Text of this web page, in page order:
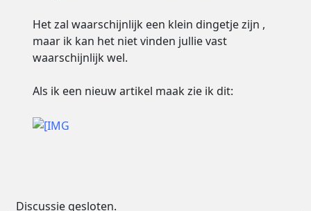
Het zal waarschijnlijk een klein dingetje zijn ,
maar ik kan het niet vinden jullie vast
waarschijnlijk wel.
Als ik een nieuw artikel maak zie ik dit:
Discussie gesloten.